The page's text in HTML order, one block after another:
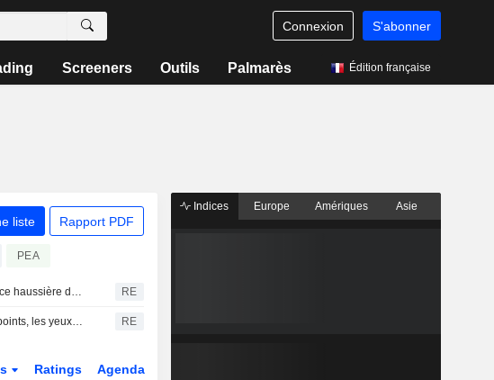
Connexion S'abonner
Screeners Outils Palmarès Édition française
liste Rapport PDF
PEA
L'IBEX 35 prolonge sa tendance haussière dans l'espoir d'un accord entre les États-Unis et l'Iran RE
L'IBEX 35 franchit les 20 100 points, les yeux rivés sur le secteur technologique et la géopolitique RE
Ratings Agenda
Indices Europe Amériques Asie